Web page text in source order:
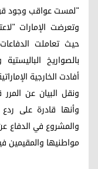
"لمست عواقب وجود
وتعرضت الإمارات
بالصواريخ
أفادت الخارجية
ونقل البيان عن
وأنها قادرة على
والمشروع في الدفاع
مواطنيها والمقيمين